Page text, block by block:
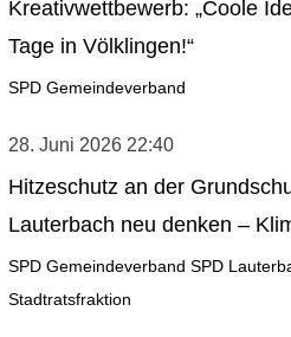
Kreativwettbewerb: „Coole
Tage in Völklingen!“
SPD Gemeindeverband
28. Juni 2026 22:40
Hitzeschutz an der
Lauterbach neu denken –
als wirtschaftliche und
SPD Gemeindeverband SPD
Stadtratsfraktion